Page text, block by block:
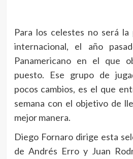
Para los celestes no será la
internacional, el año
Panamericano en el que
puesto. Ese grupo de
pocos cambios, es el que
semana con el objetivo de
mejor manera.
Diego Fornaro dirige esta
de Andrés Erro y Juan